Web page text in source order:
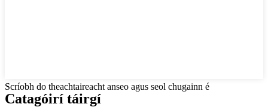
Scríobh do theachtaireacht anseo agus seol chugainn é
Catagóirí táirgí